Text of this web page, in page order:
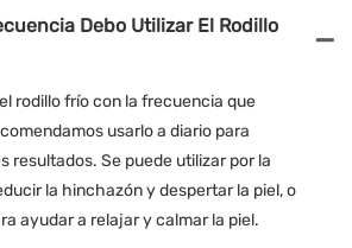
Debo Utilizar El Rodillo
rodillo frío con la frecuencia que
usarlo a diario para
resultados. Se puede utilizar por la
la hinchazón y despertar la piel, o
ayudar a relajar y calmar la piel.